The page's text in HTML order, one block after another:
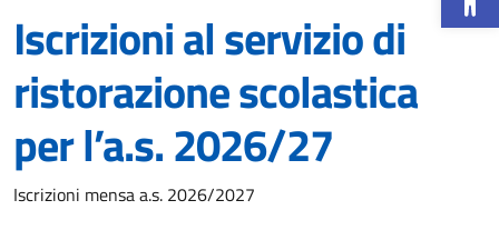
Iscrizioni al servizio di
ristorazione scolastica
per l’a.s. 2026/27
Dettagli della notizia
Iscrizioni mensa a.s. 2026/2027